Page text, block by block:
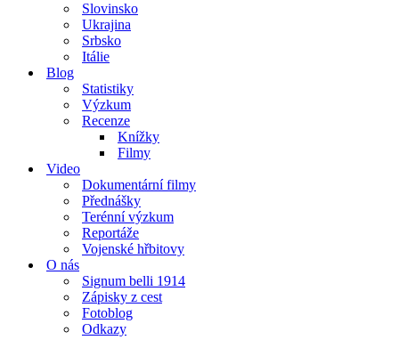
Slovinsko
Ukrajina
Srbsko
Itálie
Blog
Statistiky
Výzkum
Recenze
Knížky
Filmy
Video
Dokumentární filmy
Přednášky
Terénní výzkum
Reportáže
Vojenské hřbitovy
O nás
Signum belli 1914
Zápisky z cest
Fotoblog
Odkazy